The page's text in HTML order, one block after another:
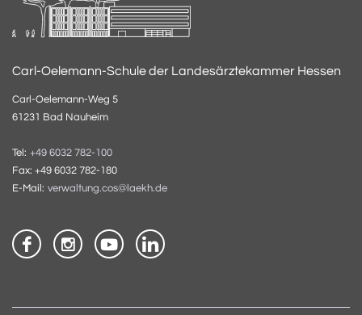
Carl-Oelemann-Schule der Landesärztekammer Hessen
Carl-Oelemann-Weg 5
61231 Bad Nauheim
Tel: +49 6032 782-100
Fax: +49 6032 782-180
E-Mail: verwaltung.cos@laekh.de